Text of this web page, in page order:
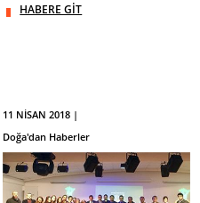
HABERE GİT
11 NİSAN 2018 |
Doğa'dan Haberler